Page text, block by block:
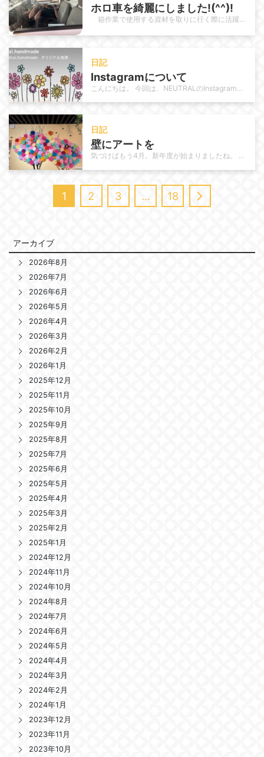
ホロ車を綺麗にしました!(^^)!
箱作業で使用する資材を取りに行く際に活躍しているホロ車を今回は職員で清掃しました。 日頃から使用頻度が高いこ…
日記
Instagramについて
こんにちは。 今回は、NEUTRALのInstagram運用についてご紹介します。 これまでNEUTRALのInstagra…
日記
壁にアートを
気づけばもう4月。新年度が始まりましたね。 年が明けてもう3か月。1/4が過ぎました。月日の流れが速いと感じるのは 私だけで…
1 2 3 … 18
アーカイブ
2026年8月
2026年7月
2026年6月
2026年5月
2026年4月
2026年3月
2026年2月
2026年1月
2025年12月
2025年11月
2025年10月
2025年9月
2025年8月
2025年7月
2025年6月
2025年5月
2025年4月
2025年3月
2025年2月
2025年1月
2024年12月
2024年11月
2024年10月
2024年8月
2024年7月
2024年6月
2024年5月
2024年4月
2024年3月
2024年2月
2024年1月
2023年12月
2023年11月
2023年10月